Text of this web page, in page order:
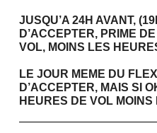
JUSQU’A 24H AVANT,
D’ACCEPTER, PRIME
VOL, MOINS LES
LE JOUR MEME DU
D’ACCEPTER, MAIS SI
HEURES DE VOL